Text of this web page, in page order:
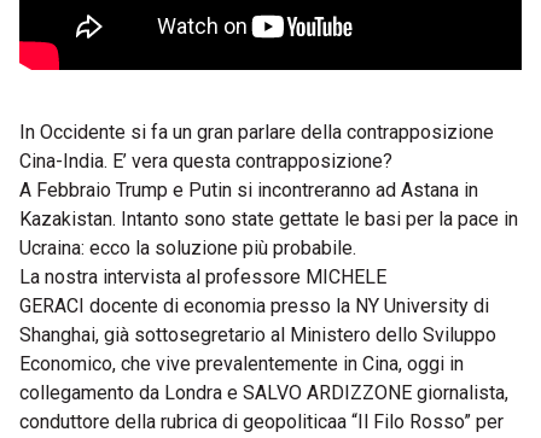
In Occidente si fa un gran parlare della contrapposizione
Cina-India. E’ vera questa contrapposizione?
A Febbraio Trump e Putin si incontreranno ad Astana in
Kazakistan. Intanto sono state gettate le basi per la pace in
Ucraina: ecco la soluzione più probabile.
La nostra intervista al professore MICHELE
GERACI docente di economia presso la NY University di
Shanghai, già sottosegretario al Ministero dello Sviluppo
Economico, che vive prevalentemente in Cina, oggi in
collegamento da Londra e SALVO ARDIZZONE giornalista,
conduttore della rubrica di geopoliticaa “Il Filo Rosso” per